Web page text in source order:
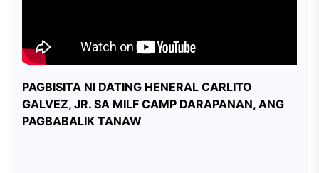
PAGBISITA NI DATING HENERAL CARLITO
GALVEZ, JR. SA MILF CAMP DARAPANAN, ANG
PAGBABALIK TANAW